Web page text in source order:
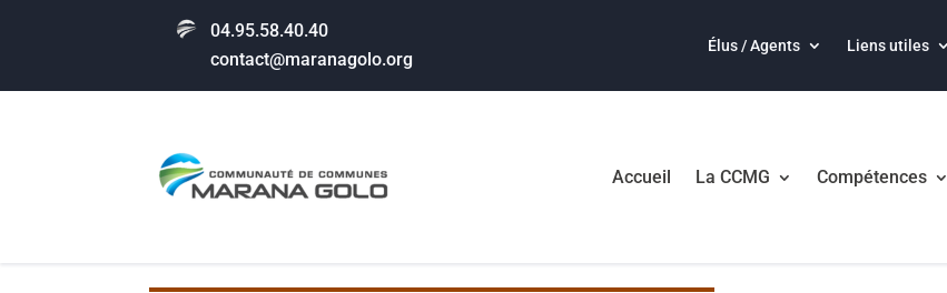
04.95.58.40.40
contact@maranagolo.org
Élus / Agents Liens utiles
Accueil La CCMG Compétences